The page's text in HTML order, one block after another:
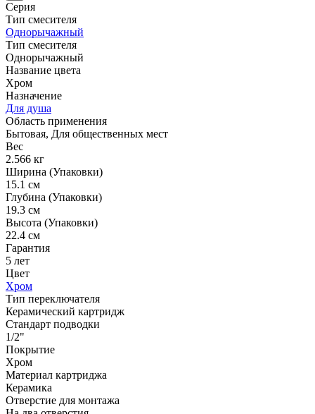
Серия
Тип смесителя
Однорычажный
Тип смесителя
Однорычажный
Название цвета
Хром
Назначение
Для душа
Область применения
Бытовая, Для общественных мест
Вес
2.566 кг
Ширина (Упаковки)
15.1 см
Глубина (Упаковки)
19.3 см
Высота (Упаковки)
22.4 см
Гарантия
5 лет
Цвет
Хром
Тип переключателя
Керамический картридж
Стандарт подводки
1/2"
Покрытие
Хром
Материал картриджа
Керамика
Отверстие для монтажа